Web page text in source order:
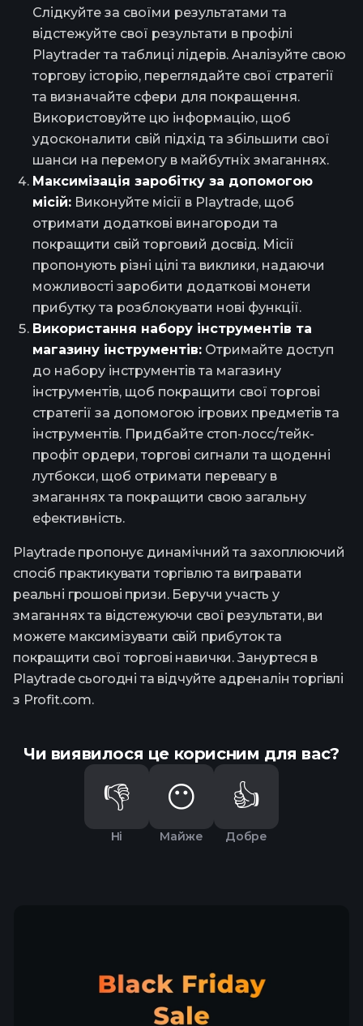
Слідкуйте за своїми результатами та
відстежуйте свої результати в профілі
Playtrader та таблиці лідерів. Аналізуйте свою
торгову історію, переглядайте свої стратегії
та визначайте сфери для покращення.
Використовуйте цю інформацію, щоб
удосконалити свій підхід та збільшити свої
шанси на перемогу в майбутніх змаганнях.
Максимізація заробітку за допомогою
місій: Виконуйте місії в Playtrade, щоб
отримати додаткові винагороди та
покращити свій торговий досвід. Місії
пропонують різні цілі та виклики, надаючи
можливості заробити додаткові монети
прибутку та розблокувати нові функції.
Використання набору інструментів та
магазину інструментів: Отримайте доступ
до набору інструментів та магазину
інструментів, щоб покращити свої торгові
стратегії за допомогою ігрових предметів та
інструментів. Придбайте стоп-лосс/тейк-
профіт ордери, торгові сигнали та щоденні
лутбокси, щоб отримати перевагу в
змаганнях та покращити свою загальну
ефективність.
Playtrade пропонує динамічний та захоплюючий
спосіб практикувати торгівлю та вигравати
реальні грошові призи. Беручи участь у
змаганнях та відстежуючи свої результати, ви
можете максимізувати свій прибуток та
покращити свої торгові навички. Зануртеся в
Playtrade сьогодні та відчуйте адреналін торгівлі
з Profit.com.
Чи виявилося це корисним для вас?
👎
Ні
😶
Майже
👍
Добре